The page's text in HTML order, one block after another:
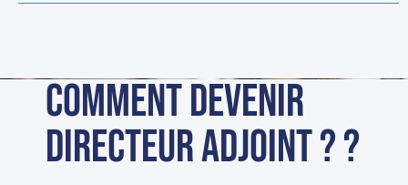
Comment devenir
directeur adjoint ? ?